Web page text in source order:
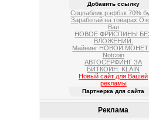
Добавить ссылку
Соцпаблик рэфбэк 70%
Заработай на товарах
Вал
НОВОЕ ФРИСПИНЫ
ВЛОЖЕНИЙ.
Майнинг НОВОЙ
Notcoin
АВТОСЕРФИНГ ЗА
БИТКОИН. KLAIN
Новый сайт для Вашей
рекламы
Партнерка для сайта
Реклама